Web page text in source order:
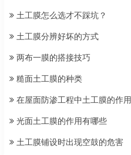
土工膜怎么选才不踩坑？
土工膜分辨好坏的方式
两布一膜的搭接技巧
糙面土工膜的种类
在屋面防渗工程中土工膜的作用
光面土工膜的作用有哪些
土工膜铺设时出现空鼓的危害